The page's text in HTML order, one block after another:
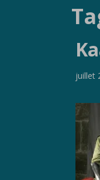
juillet